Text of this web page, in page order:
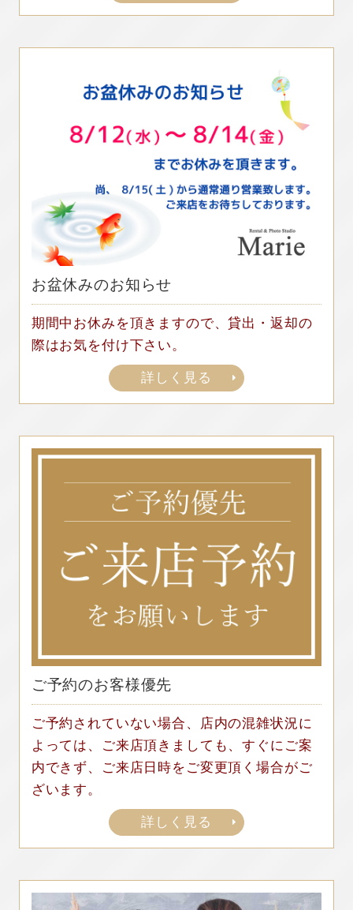
お盆休みのお知らせ
期間中お休みを頂きますので、貸出・返却の
際はお気を付け下さい。
詳しく見る
ご予約のお客様優先
ご予約されていない場合、店内の混雑状況に
よっては、ご来店頂きましても、すぐにご案
内できず、ご来店日時をご変更頂く場合がご
ざいます。
詳しく見る